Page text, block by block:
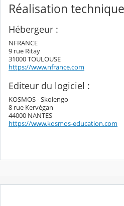
Réalisation technique
Hébergeur :
NFRANCE
9 rue Ritay
31000 TOULOUSE
https://www.nfrance.com
Editeur du logiciel :
KOSMOS - Skolengo
8 rue Kervégan
44000 NANTES
https://www.kosmos-education.com